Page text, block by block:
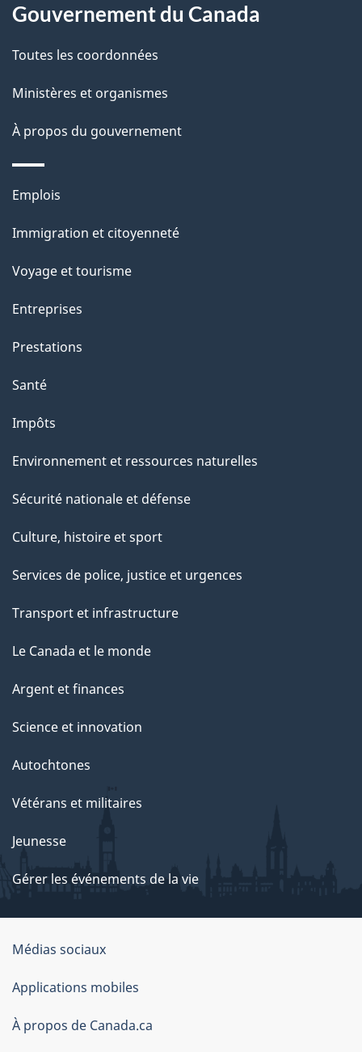
i
l
s
d
e
l
a
p
a
g
e
propos
de
ce
site
Gouvernement du Canada
Toutes les coordonnées
Ministères et organismes
À propos du gouvernement
Thèmes
sujets
Emplois
Immigration et citoyenneté
Voyage et tourisme
Entreprises
Prestations
Santé
Impôts
Environnement et ressources naturelles
Sécurité nationale et défense
Culture, histoire et sport
Services de police, justice et urgences
Transport et infrastructure
Le Canada et le monde
Argent et finances
Science et innovation
Autochtones
Vétérans et militaires
Jeunesse
Gérer les événements de la vie
Organisation
du
gouvernement
du
Médias sociaux
Applications mobiles
À propos de Canada.ca